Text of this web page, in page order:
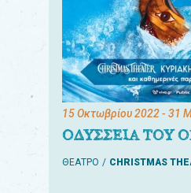
15 Οκτωβρίου 2022- 31
ΟΔΥΣΣΕΙΑ ΤΟΥ
ΘΕΑΤΡΟ CHRISTMAS